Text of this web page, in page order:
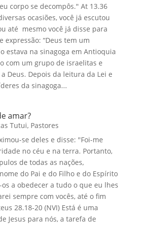
corpo se decompôs." At 13.36
ocasiões, você já escutou
até mesmo você já disse para
expressão: “Deus tem um
estava na sinagoga em Antioquia
com um grupo de israelitas e
Deus. Depois da leitura da Lei e
da sinagoga...
amar?
Tutui, Pastores
se deles e disse: "Foi-me
no céu e na terra. Portanto,
de todas as nações,
do Pai e do Filho e do Espírito
a obedecer a tudo o que eu lhes
sempre com vocês, até o fim
28.18-20 (NVI) Está é uma
Jesus para nós, a tarefa de